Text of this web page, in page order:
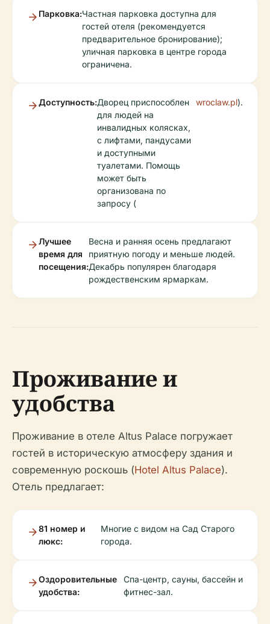
Парковка:Частная парковка доступна для
гостей отеля (рекомендуется
предварительное бронирование);
уличная парковка в центре города
ограничена.
Доступность:Дворец приспособлен
для людей на
инвалидных колясках,
с лифтами, пандусами
и доступными
туалетами. Помощь
может быть
организована по
запросу (
wroclaw.pl).
Лучшее
время для
посещения:
Весна и ранняя осень предлагают
приятную погоду и меньше людей.
Декабрь популярен благодаря
рождественским ярмаркам.
Проживание и
удобства
Проживание в отеле Altus Palace погружает
гостей в историческую атмосферу здания и
современную роскошь (Hotel Altus Palace).
Отель предлагает:
81 номер и
люкс:
Многие с видом на Сад Старого
города.
Оздоровительные
удобства:
Спа-центр, сауны, бассейн и
фитнес-зал.